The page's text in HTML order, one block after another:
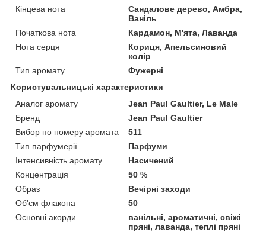
Кінцева нота
Сандалове дерево, Амбра,
Ваніль
Початкова нота
Кардамон, М'ята, Лаванда
Нота серця
Кориця, Апельсиновий
колір
Тип аромату
Фужерні
Користувальницькі характеристики
Аналог аромату
Jean Paul Gaultier, Le Male
Бренд
Jean Paul Gaultier
Вибор по номеру аромата
511
Тип парфумерії
Парфуми
Інтенсивність аромату
Насичений
Концентрація
50 %
Образ
Вечірні заходи
Об'єм флакона
50
Основні акорди
ванільні, ароматичні, свіжі
пряні, лаванда, теплі пряні